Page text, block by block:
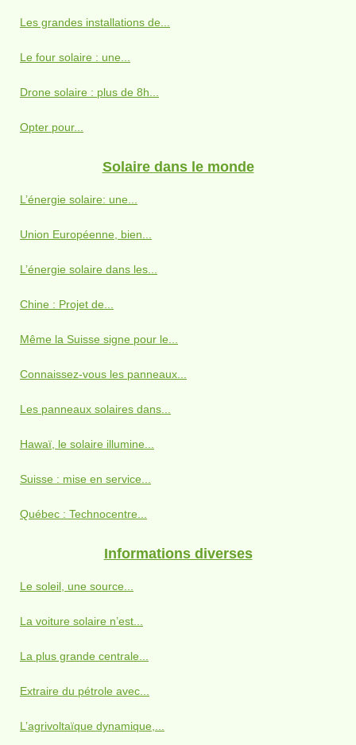
Les grandes installations de...
Le four solaire : une...
Drone solaire : plus de 8h...
Opter pour...
Solaire dans le monde
L’énergie solaire: une...
Union Européenne, bien...
L’énergie solaire dans les...
Chine : Projet de...
Même la Suisse signe pour le...
Connaissez-vous les panneaux...
Les panneaux solaires dans...
Hawaï, le solaire illumine...
Suisse : mise en service...
Québec : Technocentre...
Informations diverses
Le soleil, une source...
La voiture solaire n’est...
La plus grande centrale...
Extraire du pétrole avec...
L’agrivoltaïque dynamique,...